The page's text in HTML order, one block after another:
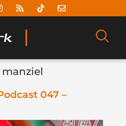
047 –